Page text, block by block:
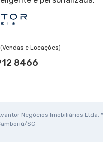
e Locações)
8466
Negócios Imobiliários Ltda.
SC